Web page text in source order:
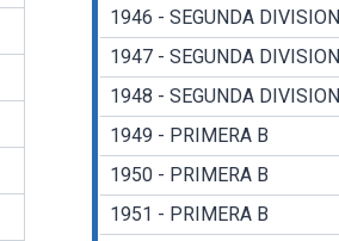
1946 - SEGUNDA DIVISION
1947 - SEGUNDA DIVISION
1948 - SEGUNDA DIVISION
1949 - PRIMERA B
1950 - PRIMERA B
1951 - PRIMERA B